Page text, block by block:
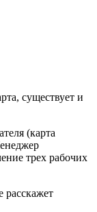
существует и
(карта
трех рабочих
расскажет